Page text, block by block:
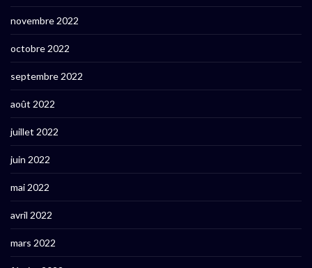
novembre 2022
octobre 2022
septembre 2022
août 2022
juillet 2022
juin 2022
mai 2022
avril 2022
mars 2022